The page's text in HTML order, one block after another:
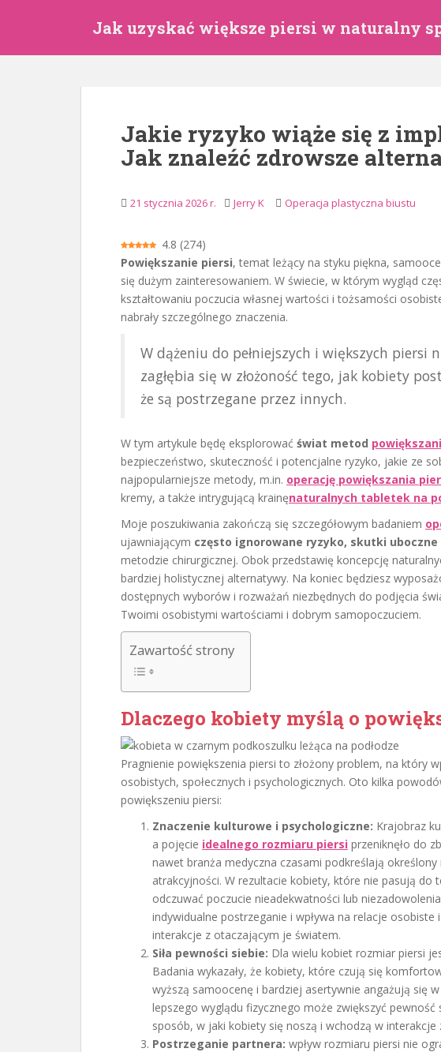
Jak uzyskać większe piersi w naturalny
Jakie ryzyko wiąże się z
Jak znaleźć zdrowsze
21 stycznia 2026 r. Jerry K Operacja plastyczna biustu
4.8 (274)
Powiększanie piersi, temat leżący na styku piękna,
się dużym zainteresowaniem. W świecie, w którym wygląd
kształtowaniu poczucia własnej wartości i tożsamości
nabrały szczególnego znaczenia.
W dążeniu do pełniejszych i większych piersi
zagłębia się w złożoność tego, jak kobiety
że są postrzegane przez innych.
W tym artykule będę eksplorować świat metod
bezpieczeństwo, skuteczność i potencjalne ryzyko, jakie ze
najpopularniejsze metody, m.in. operację powiększania
kremy, a także intrygującą krainęnaturalnych tabletek na
Moje poszukiwania zakończą się szczegółowym badaniem
ujawniającym często ignorowane ryzyko, skutki uboczne
metodzie chirurgicznej. Obok przedstawię koncepcję
bardziej holistycznej alternatywy. Na koniec będziesz
dostępnych wyborów i rozważań niezbędnych do podjęcia
Twoimi osobistymi wartościami i dobrym samopoczuciem.
Zawartość strony
Dlaczego kobiety myślą o
Pragnienie powiększenia piersi to złożony problem, na który
osobistych, społecznych i psychologicznych. Oto kilka
powiększeniu piersi:
Znaczenie kulturowe i psychologiczne: Krajobraz
a pojęcie idealnego rozmiaru piersi przeniknęło do
nawet branża medyczna czasami podkreślają
atrakcyjności. W rezultacie kobiety, które nie pasują
odczuwać poczucie nieadekwatności lub
indywidualne postrzeganie i wpływa na relacje
interakcje z otaczającym je światem.
Siła pewności siebie: Dla wielu kobiet rozmiar piersi
Badania wykazały, że kobiety, które czują się
wyższą samoocenę i bardziej asertywnie angażują się
lepszego wyglądu fizycznego może zwiększyć
sposób, w jaki kobiety się noszą i wchodzą w interakcje
Postrzeganie partnera: wpływ rozmiaru piersi nie